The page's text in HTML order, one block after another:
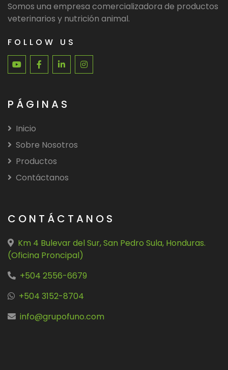
Somos una empresa comercializadora de productos
veterinarios y nutrición animal.
FOLLOW US
PÁGINAS
Inicio
Sobre Nosotros
Productos
Contáctanos
CONTÁCTANOS
Km 4 Bulevar del Sur, San Pedro Sula, Honduras.
(Oficina Proncipal)
+504 2556-6679
+504 3152-8704
info@grupofuno.com